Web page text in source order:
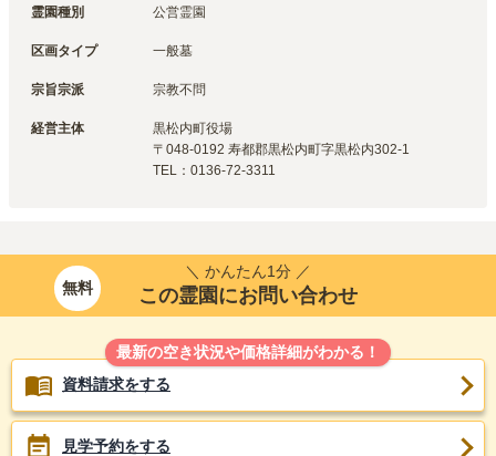
霊園種別 公営霊園
区画タイプ 一般墓
宗旨宗派 宗教不問
経営主体 黒松内町役場
〒 048-0192 寿都郡黒松内町字黒松内302-1
TEL： 0136-72-3311
無料
＼ かんたん1分 ／
この霊園にお問い合わせ
最新の空き状況や価格詳細がわかる！
資料請求をする
見学予約をする